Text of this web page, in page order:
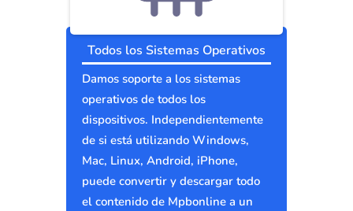
Todos los Sistemas Operativos
Damos soporte a los sistemas
operativos de todos los
dispositivos. Independientemente
de si está utilizando Windows,
Mac, Linux, Android, iPhone,
puede convertir y descargar todo
el contenido de Mpbonline a un